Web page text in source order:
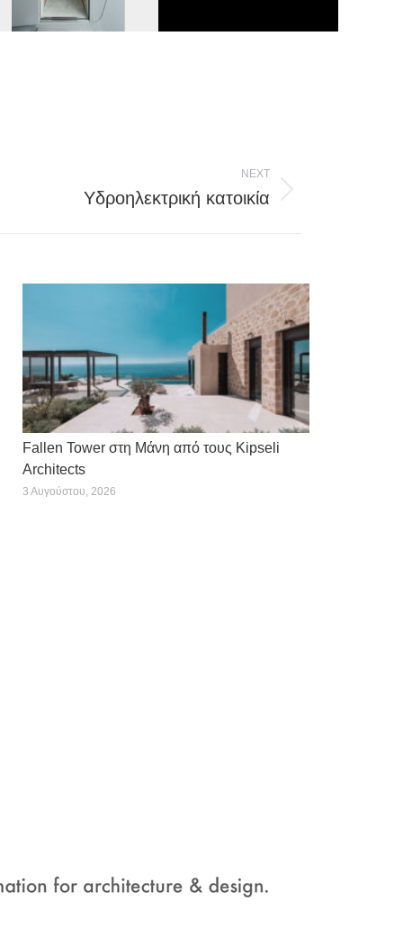
NEXT
Υδροηλεκτρική κατοικία
Fallen Tower στη Μάνη από τους Kipseli
Architects
3 Αυγούστου, 2026